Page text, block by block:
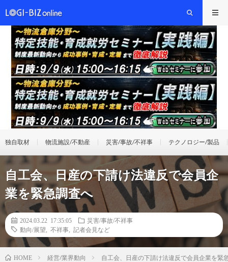
独自取材 物流施設/不動産 災害/事故/不祥事 テクノロジー/製品
自工会、日産の下請け法違反で会員企
業を緊急調査へ
2024.03.22 17:35:05
災害/事故/不祥事
動向/展望
不祥事 記者会見など
HOME 経営/業界動向 自工会、日産の下請け法違反で会員企業を緊